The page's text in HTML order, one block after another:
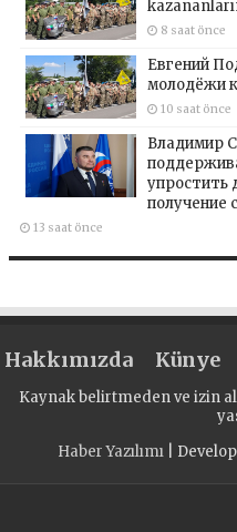
8 saat önce
Евгений
молодёжи
10 saat önce
Владимир
упростить
получение
13 saat önce
Hakkımızda Künye
Kaynak belirtmeden ve izin
Haber Yazılımı|